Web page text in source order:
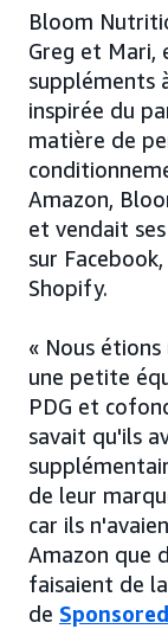
Bloom
Greg et Mari,
suppléments
inspirée du
matière de
Amazon,
et vendait
sur
Shopify.
« Nous
une petite
PDG et
savait qu'ils
de leur
car ils
Amazon que
faisaient de
de